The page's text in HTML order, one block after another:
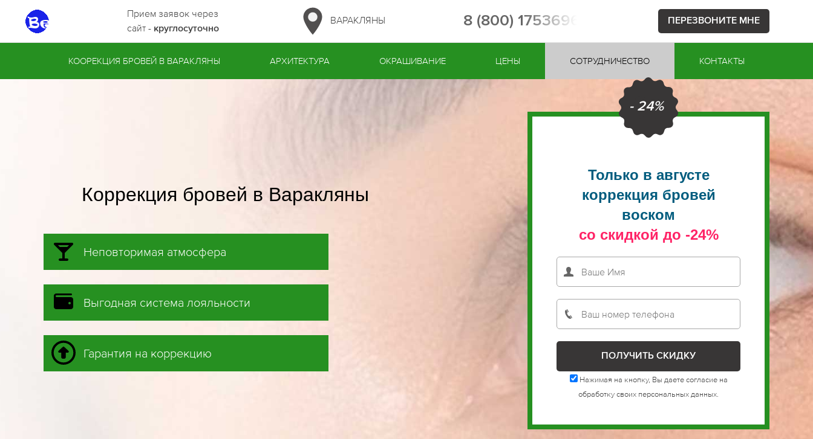
Прием заявок через
сайт - круглосуточно
ВАРАКЛЯНЫ 8 (800) 1753696 ПЕРЕЗВОНИТЕ МНЕ
КООРЕКЦИЯ БРОВЕЙ В ВАРАКЛЯНЫ АРХИТЕКТУРА ОКРАШИВАНИЕ ЦЕНЫ СОТРУДНИЧЕСТВО КОНТАКТЫ
Коррекция бровей в Варакляны
Неповторимая атмосфера
Выгодная система лояльности
Гарантия на коррекцию
- 24%
Только в августе
коррекция бровей
воском
со скидкой до -24%
Нажимая на кнопку, Вы даете согласие на
обработку своих персональных данных.